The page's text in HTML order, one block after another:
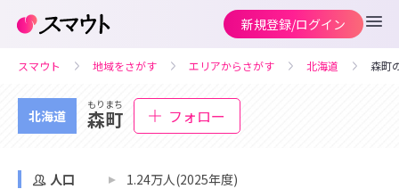
新規登録/ログイン
スマウト 地域をさがす エリアからさがす 北海道 森町
北海道
もりまち
森町 フォロー
人口 1.24万人(2025年度)